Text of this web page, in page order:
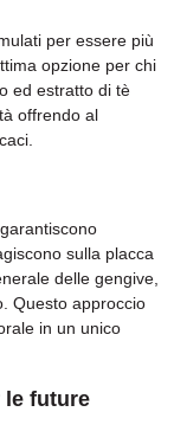
per essere più
opzione per chi
ed estratto di tè
offrendo al
sulla placca
delle gengive,
Questo approccio
in un unico
le future